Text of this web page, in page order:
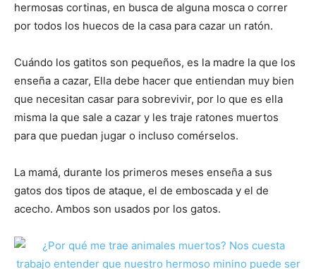
hermosas cortinas, en busca de alguna mosca o correr
por todos los huecos de la casa para cazar un ratón.
Cuándo los gatitos son pequeños, es la madre la que los
enseña a cazar, Ella debe hacer que entiendan muy bien
que necesitan casar para sobrevivir, por lo que es ella
misma la que sale a cazar y les traje ratones muertos
para que puedan jugar o incluso comérselos.
La mamá, durante los primeros meses enseña a sus
gatos dos tipos de ataque, el de emboscada y el de
acecho. Ambos son usados por los gatos.